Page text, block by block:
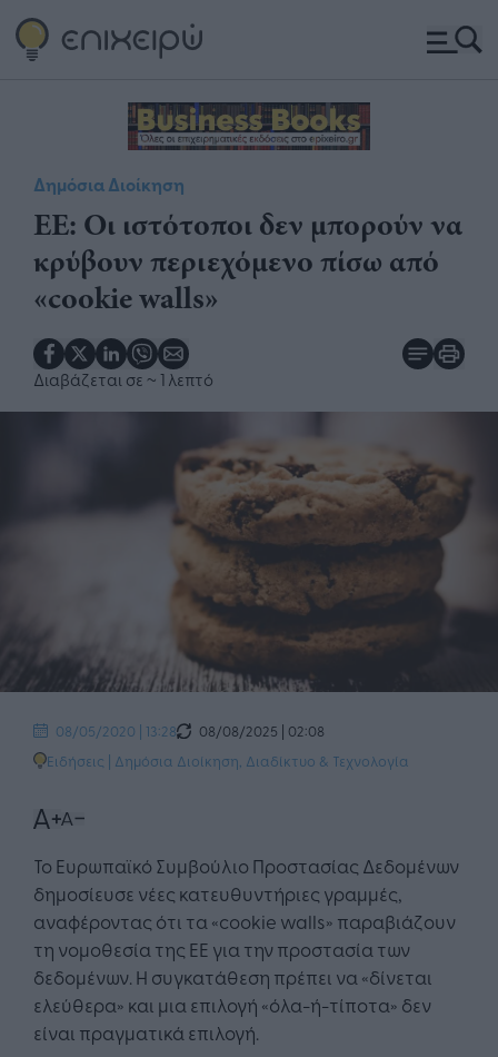
Δημόσια Διοίκηση
ΕΕ: Οι ιστότοποι δεν μπορούν να
κρύβουν περιεχόμενο πίσω από
«cookie walls»
Διαβάζεται σε ~ 1 λεπτό
08/05/2020 | 13:28
08/08/2025 | 02:08
Ειδήσεις | Δημόσια Διοίκηση Διαδίκτυο & Τεχνολογία
Το Ευρωπαϊκό Συμβούλιο Προστασίας Δεδομένων
δημοσίευσε νέες κατευθυντήριες γραμμές,
αναφέροντας ότι τα «cookie walls» παραβιάζουν
τη νομοθεσία της ΕΕ για την προστασία των
δεδομένων. Η συγκατάθεση πρέπει να «δίνεται
ελεύθερα» και μια επιλογή «όλα-ή-τίποτα» δεν
είναι πραγματικά επιλογή.